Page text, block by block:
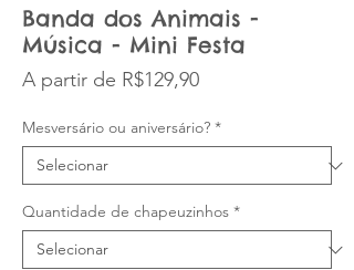
Banda dos Animais -
Música - Mini Festa
A partir de R$129,90Preço promocional
Mesversário ou aniversário? *
Quantidade de chapeuzinhos *